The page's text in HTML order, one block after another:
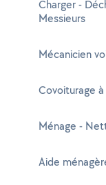
Charger -
Messieurs
Mécanicien
Covoiturage
Ménage -
Aide